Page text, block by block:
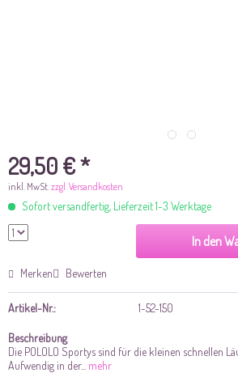
29,50 € *
inkl. MwSt.zzgl. Versandkosten
Sofort versandfertig, Lieferzeit 1-3 Werktage
In den
Merken Bewerten
Artikel-Nr.: 1-52-150
Beschreibung
Die POLOLO Sportys sind für die kleinen schnellen
Aufwendig in der... mehr